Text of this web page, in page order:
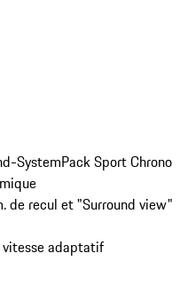
SystemPack Sport Chrono
de recul et "Surround view"
vitesse adaptatif